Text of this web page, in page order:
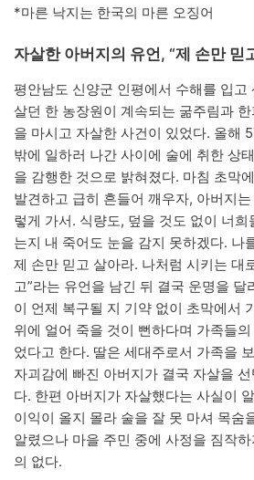
*마른 낙지는 한국의 마른 오징어
자살한 아버지의 유언, “제 손만 믿
평안남도 신양군 인평에서 수해를 입고
살던 한 농장원이 계속되는 굶주림과
을 마시고 자살한 사건이 있었다. 올해
밖에 일하러 나간 사이에 술에 취한 상
을 감행한 것으로 밝혀졌다. 마침 초막
발견하고 급히 흔들어 깨우자, 아버지
렇게 가서. 식량도, 덮을 것도 없이 너희
는지 내 죽어도 눈을 감지 못하겠다. 나
제 손만 믿고 살아라. 나처럼 시키는 대
고”라는 유언을 남긴 뒤 결국 운명을 달
이 언제 복구될 지 기약 없이 초막에서
위에 얼어 죽을 것이 뻔하다며 가족들
었다고 한다. 딸은 세대주로서 가족을
자괴감에 빠진 아버지가 결국 자살을
다. 한편 아버지가 자살했다는 사실이
이익이 올지 몰라 술을 잘 못 마셔 목숨
알렸으나 마을 주민 중에 사정을 짐작
의 없다.